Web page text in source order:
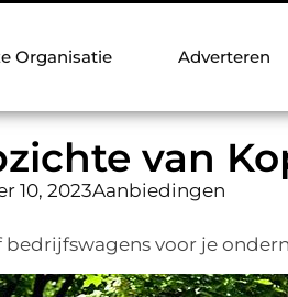
Organisatie Adverteren
van
10, 2023Aanbiedingen
voor je